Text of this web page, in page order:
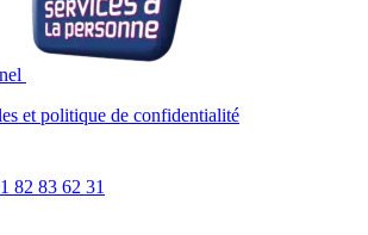
et politique de confidentialité
82 83 62 31